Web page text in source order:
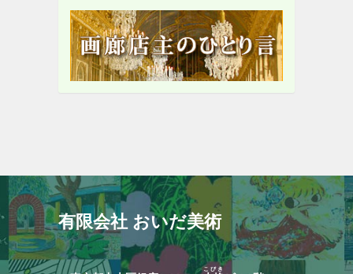
有限会社 おいだ美術
こびき